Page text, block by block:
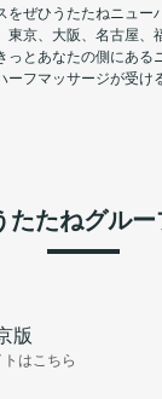
をぜひうたたねニュー
東京、大阪、名古屋、
とあなたの側にある
ーフマッサージが受け
たたねグル
版
はこちら